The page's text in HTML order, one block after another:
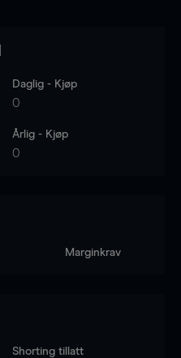
Daglig - Kjøp
0
Årlig - Kjøp
0
Marginkrav
Shorting tillatt